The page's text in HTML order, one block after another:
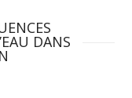
DANS